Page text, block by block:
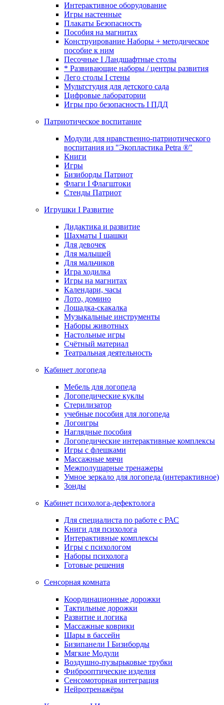
Интерактивное оборудование
Игры настенные
Плакаты Безопасность
Пособия на магнитах
Конструирование Наборы + методическое
пособие к ним
Песочные I Ландшафтные столы
* Развивающие наборы / центры развития
Лего столы I стены
Мультстудия для детского сада
Цифровые лаборатории
Игры про безопасность I ПДД
Патриотическое воспитание
Модули для нравственно-патриотического
воспитания из "Экопластика Petra ®"
Книги
Игры
Бизиборды Патриот
Флаги I Флагштоки
Стенды Патриот
Игрушки I Развитие
Дидактика и развитие
Шахматы I шашки
Для девочек
Для малышей
Для мальчиков
Игра ходилка
Игры на магнитах
Календари, часы
Лото, домино
Лошадка-скакалка
Музыкальные инструменты
Наборы животных
Настольные игры
Счётный материал
Театральная деятельность
Кабинет логопеда
Мебель для логопеда
Логопедические куклы
Стерилизатор
учебные пособия для логопеда
Логоигры
Наглядные пособия
Логопедические интерактивные комплексы
Игры с флешками
Массажные мячи
Межполушарные тренажеры
Умное зеркало для логопеда (интерактивное)
Зонды
Кабинет психолога-дефектолога
Для специалиста по работе с РАС
Книги для психолога
Интерактивные комплексы
Игры с психологом
Наборы психолога
Готовые решения
Сенсорная комната
Координационные дорожки
Тактильные дорожки
Развитие и логика
Массажные коврики
Шары в бассейн
Бизипанели I Бизиборды
Мягкие Модули
Воздушно-пузырьковые трубки
Фиброоптические изделия
Сенсомоторная интеграция
Нейротренажёры